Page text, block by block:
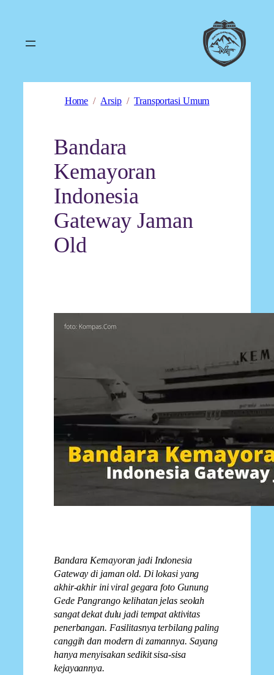
Home Arsip Transportasi Umum
Bandara
Kemayoran
Indonesia
Gateway Jaman
Old
Bandara Kemayoran jadi Indonesia
Gateway di jaman old. Di lokasi yang
akhir-akhir ini viral gegara foto Gunung
Gede Pangrango kelihatan jelas seolah
sangat dekat dulu jadi tempat aktivitas
penerbangan. Fasilitasnya terbilang paling
canggih dan modern di zamannya. Sayang
hanya menyisakan sedikit sisa-sisa
kejayaannya.